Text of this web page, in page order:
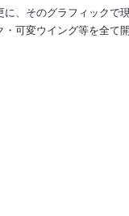
、そのグラフィックで
可変ウイング等を全て